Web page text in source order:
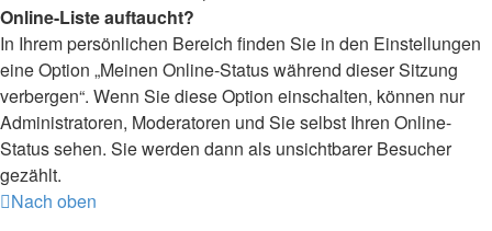
Online-Liste auftaucht?
In Ihrem persönlichen Bereich finden Sie in den Einstellungen
eine Option „Meinen Online-Status während dieser Sitzung
verbergen“. Wenn Sie diese Option einschalten, können nur
Administratoren, Moderatoren und Sie selbst Ihren Online-
Status sehen. Sie werden dann als unsichtbarer Besucher
gezählt.
Nach oben